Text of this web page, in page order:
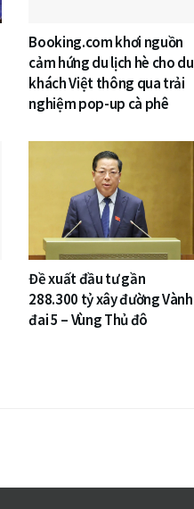
Booking.com khơi nguồn
cảm hứng du lịch hè cho du
khách Việt thông qua trải
nghiệm pop-up cà phê
Đề xuất đầu tư gần
288.300 tỷ xây đường Vành
đai 5 – Vùng Thủ đô